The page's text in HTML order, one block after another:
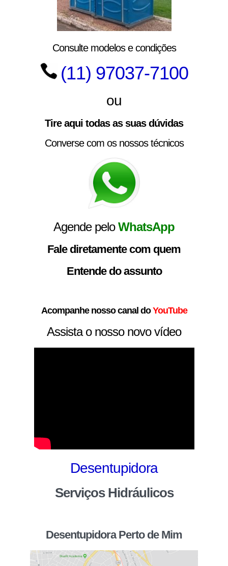
Consulte modelos e condições
(11) 97037-7100
ou
Tire aqui todas as suas dúvidas
Converse com os nossos técnicos
Agende peloWhatsApp
Fale diretamente com quem
Entende do assunto
Acompanhe nosso canal do YouTube
Assista o nosso novo vídeo
Desentupidora
Serviços Hidráulicos
Desentupidora Perto de Mim